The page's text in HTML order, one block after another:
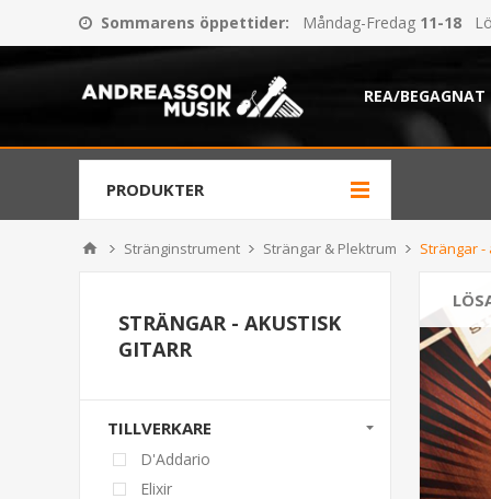
Sommarens öppettider: Måndag-Fredag 11-18
REA/BEGAGNAT
PRODUKTER
Stränginstrument Strängar & Plektrum Strängar
STRÄNGAR - AKUSTISK
GITARR
TILLVERKARE
D'Addario
Elixir